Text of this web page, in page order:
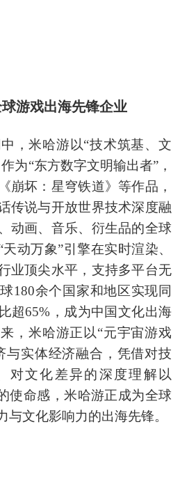
游戏出海先锋企业
，米哈游以“技术筑基、文
为“东方数字文明输出者”，
崩坏：星穹铁道》等作品，
传说与开放世界技术深度融
动画、音乐、衍生品的全球
动万象”引擎在实时渲染、
业顶尖水平，支持多平台无
180余个国家和地区实现同
超65%，成为中国文化出海
，米哈游正以“元宇宙游戏
与实体经济融合，凭借对技
对文化差异的深度理解以
使命感，米哈游正成为全球
与文化影响力的出海先锋。